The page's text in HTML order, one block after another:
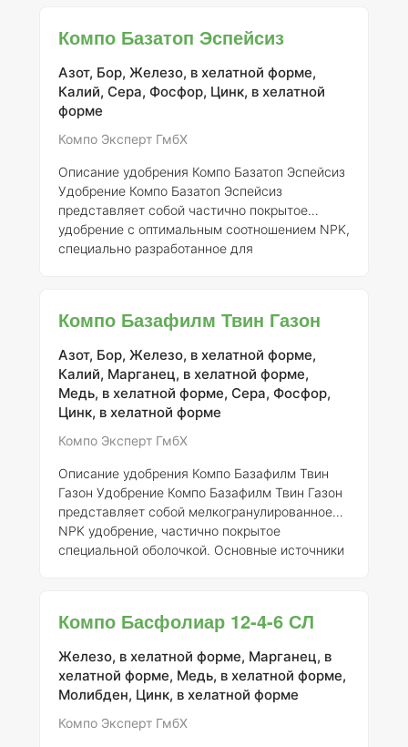
составляет от 1,0 до 2,5 мм, при этом 90%
обеспечивает равномерное распределение
удобрения даже на низкорослых дернинах,
что является важным для поддержания их
здоровья и устойчивости. Преимущества
Компо Базатоп Эспейсиз
Азот, Бор, Железо, в хелатной форме,
Калий, Сера, Фосфор, Цинк, в хелатной
форме
Компо Эксперт ГмбХ
Описание удобрения Компо Базатоп Эспейсиз
Удобрение Компо Базатоп Эспейсиз
представляет собой частично покрытое
удобрение с оптимальным соотношением NPK,
специально разработанное для
(90% общего объема), обеспечивают отличное
важно для дернин с низким срезом.
Преимущества данного удобрения включают
однородный размер гранул, что способствует
равномерному распределению и хорошему
про
Компо Базафилм Твин Газон
Азот, Бор, Железо, в хелатной форме,
Калий, Марганец, в хелатной форме,
Медь, в хелатной форме, Сера, Фосфор,
Цинк, в хелатной форме
Компо Эксперт ГмбХ
Описание удобрения Компо Базафилм Твин
Газон
представляет собой мелкогранулированное
NPK удобрение, частично покрытое
специальной оболочкой. Основные источники
веществ. Это удобрение идеально подходит
спортивные площадки, поля для гольфа и
декоративные зеленые пространства. Компо
Базафилм Твин Газон использует
двухступенчатую технологию высвобождения
Компо Басфолиар 12-4-6 СЛ
Железо, в хелатной форме, Марганец, в
хелатной форме, Медь, в хелатной форме,
Молибден, Цинк, в хелатной форме
Компо Эксперт ГмбХ